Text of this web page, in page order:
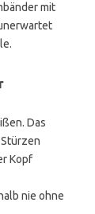
mit
Das
Kopf
nie ohne